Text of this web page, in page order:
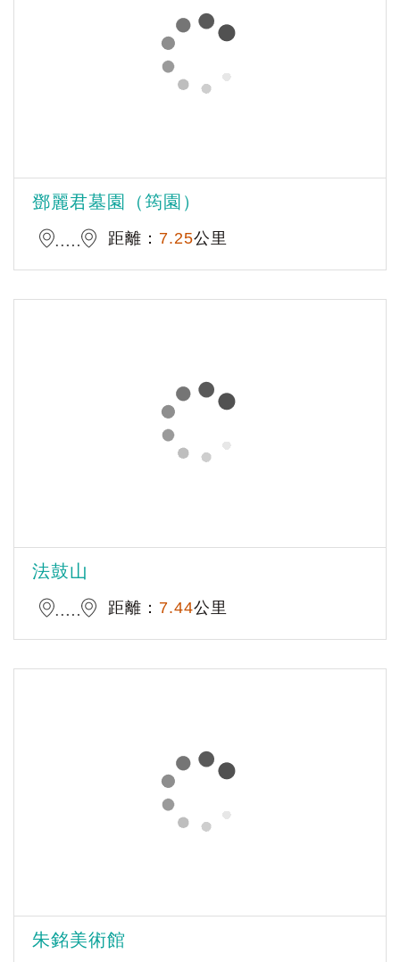
鄧麗君墓園（筠園）
距離： 7.25公里
法鼓山
距離： 7.44公里
朱銘美術館